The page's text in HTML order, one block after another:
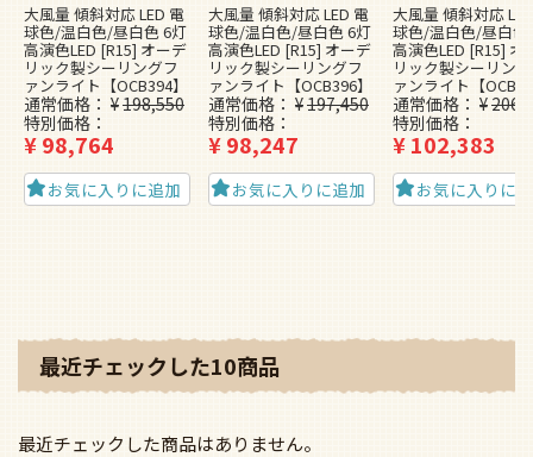
大風量 傾斜対応 LED 電
球色/温白色/昼白色 6灯
高演色LED [R15] オーデ
リック製シーリングフ
ァンライト【OCB394】
通常価格 ¥198,550
特別価格
¥98,764
お気に入りに追加
大風量 傾斜対応 LED 電
球色/温白色/昼白色 6灯
高演色LED [R15] オーデ
リック製シーリングフ
ァンライト【OCB396】
通常価格 ¥197,450
特別価格
¥98,247
お気に入りに追加
大風量 傾斜対応
球色/温白色/昼白色
高演色LED [R15] オ
リック製シーリン
ァンライト【
通常価格 ¥
特別価格
¥102,383
お気に入りに
最近チェックした10商品
最近チェックした商品はありません。